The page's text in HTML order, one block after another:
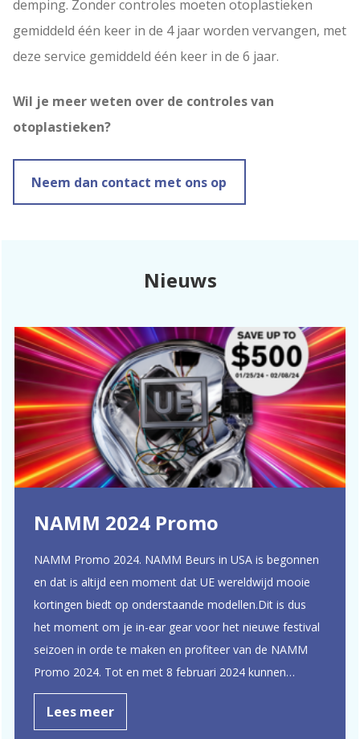
demping. Zonder controles moeten otoplastieken
gemiddeld één keer in de 4 jaar worden vervangen, met
deze service gemiddeld één keer in de 6 jaar.
Wil je meer weten over de controles van
otoplastieken?
Neem dan contact met ons op
Nieuws
NAMM 2024 Promo
NAMM Promo 2024. NAMM Beurs in USA is begonnen
en dat is altijd een moment dat UE wereldwijd mooie
kortingen biedt op onderstaande modellen.Dit is dus
het moment om je in-ear gear voor het nieuwe festival
seizoen in orde te maken en profiteer van de NAMM
Promo 2024. Tot en met 8 februari 2024 kunnen…
Lees meer